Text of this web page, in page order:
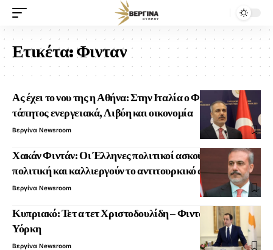
Ετικέτα:Φινταν
Ας έχει το νου της η Αθήνα: Στην Ιταλία ο Φιντάν – Επί
τάπητος ενεργειακά, Λιβύη και οικονομία
Βεργίνα Newsroom
Χακάν Φιντάν: Οι Έλληνες πολιτικοί ασκούν φθηνή
πολιτική και καλλιεργούν το αντιτουρκικό αίσθημα
Βεργίνα Newsroom
Κυπριακό: Τετ α τετ Χριστοδουλίδη – Φιντάν στη Νέα
Υόρκη
Βεργίνα Newsroom